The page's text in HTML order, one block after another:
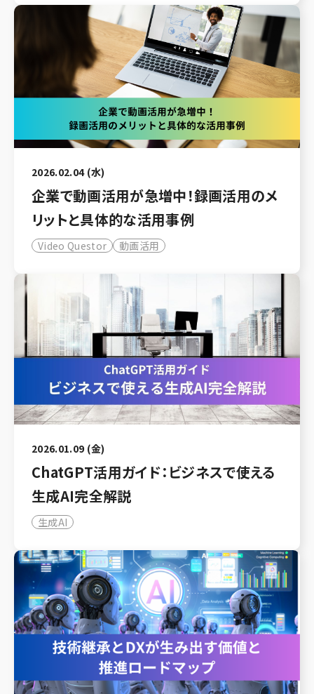
2026.02.04 (水)
企業で動画活用が急増中！録画活用のメ
リットと具体的な活用事例
Video Questor 動画活用
2026.01.09 (金)
ChatGPT活用ガイド：ビジネスで使える
生成AI完全解説
生成AI